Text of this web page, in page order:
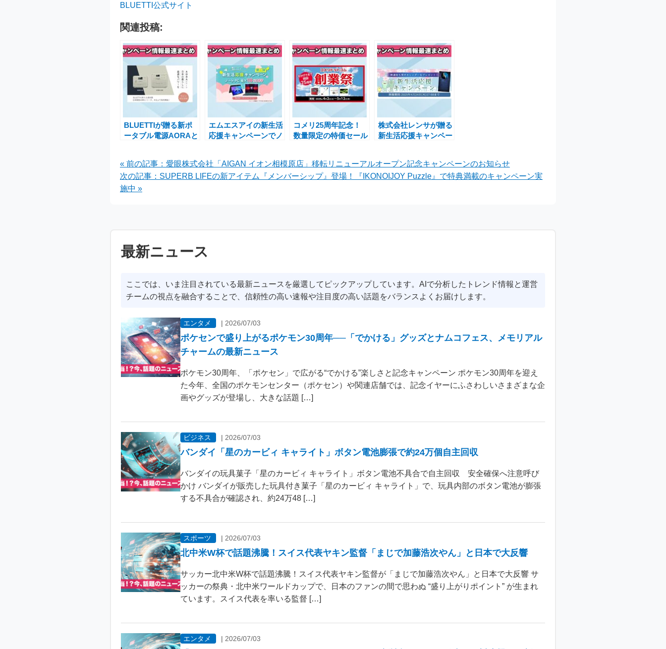
BLUETTI公式サイト
関連投稿:
BLUETTIが贈る新ポ
ータブル電源AORAと
エムエスアイの新生活
応援キャンペーンでノ
ンス
コメリ25周年記念！
数量限定の特価セール
手に入れよう
株式会社レンサが贈る
新生活応援キャンペー
« 前の記事：愛眼株式会社「AIGAN イオン相模原店」移転リニューアルオープン記念キャンペーンのお知らせ
次の記事：SUPERB LIFEの新アイテム『メンバーシップ』登場！『IKONOIJOY Puzzle』で特典満載のキャンペーン実
施中 »
最新ニュース
ここでは、いま注目されている最新ニュースを厳選してピックアップしています。AIで分析したトレンド情報と運営
チームの視点を融合することで、信頼性の高い速報や注目度の高い話題をバランスよくお届けします。
エンタメ | 2026/07/03
ポケセンで盛り上がるポケモン30周年──「でかける」グッズとナムコフェス、メモリアル
チャームの最新ニュース
ポケモン30周年、「ポケセン」で広がる“でかける”楽しさと記念キャンペーン ポケモン30周年を迎え
た今年、全国のポケモンセンター（ポケセン）や関連店舗では、記念イヤーにふさわしいさまざまな企
画やグッズが登場し、大きな話題 […]
ビジネス | 2026/07/03
バンダイ「星のカービィ キャライト」ボタン電池膨張で約24万個自主回収
バンダイの玩具菓子「星のカービィ キャライト」ボタン電池不具合で自主回収 安全確保へ注意呼び
かけ バンダイが販売した玩具付き菓子「星のカービィ キャライト」で、玩具内部のボタン電池が膨張
する不具合が確認され、約24万48 […]
スポーツ | 2026/07/03
北中米W杯で話題沸騰！スイス代表ヤキン監督「まじで加藤浩次やん」と日本で大反響
サッカー北中米W杯で話題沸騰！スイス代表ヤキン監督が「まじで加藤浩次やん」と日本で大反響 サ
ッカーの祭典・北中米ワールドカップで、日本のファンの間で思わぬ “盛り上がりポイント” が生まれ
ています。スイス代表を率いる監督 […]
エンタメ | 2026/07/03